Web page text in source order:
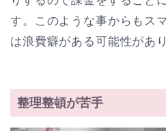
す。このような事からもス
は浪費癖がある可能性があ
整理整頓が苦手